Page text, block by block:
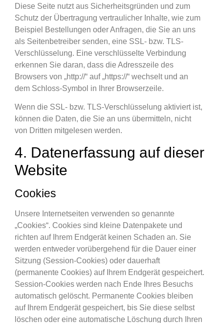
Diese Seite nutzt aus Sicherheitsgründen und zum
Schutz der Übertragung vertraulicher Inhalte, wie zum
Beispiel Bestellungen oder Anfragen, die Sie an uns
als Seitenbetreiber senden, eine SSL- bzw. TLS-
Verschlüsselung. Eine verschlüsselte Verbindung
erkennen Sie daran, dass die Adresszeile des
Browsers von „http://“ auf „https://“ wechselt und an
dem Schloss-Symbol in Ihrer Browserzeile.
Wenn die SSL- bzw. TLS-Verschlüsselung aktiviert ist,
können die Daten, die Sie an uns übermitteln, nicht
von Dritten mitgelesen werden.
4. Datenerfassung auf dieser
Website
Cookies
Unsere Internetseiten verwenden so genannte
„Cookies“. Cookies sind kleine Datenpakete und
richten auf Ihrem Endgerät keinen Schaden an. Sie
werden entweder vorübergehend für die Dauer einer
Sitzung (Session-Cookies) oder dauerhaft
(permanente Cookies) auf Ihrem Endgerät gespeichert.
Session-Cookies werden nach Ende Ihres Besuchs
automatisch gelöscht. Permanente Cookies bleiben
auf Ihrem Endgerät gespeichert, bis Sie diese selbst
löschen oder eine automatische Löschung durch Ihren